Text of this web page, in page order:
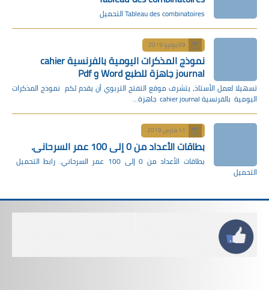
Tableau des combinatoires التحميل
09 يوليو 2019
نموذج المذكرات اليومية بالفرنسية cahier
journal جاهزة للطبع Word و Pdf
تسهيلا لعمل الأستاذ، يتشرف موقع التفتح التربوي أن يقدم لكم نموذج المذكرات
اليومية بالفرنسية cahier journal جاهزة…
11 مارس 2019
بطاقات الأعداد من 0 إلى 100 عمر السرحاني.
بطاقات الأعداد من 0 إلى 100 عمر السرحاني. رابط التحميل
التحميل